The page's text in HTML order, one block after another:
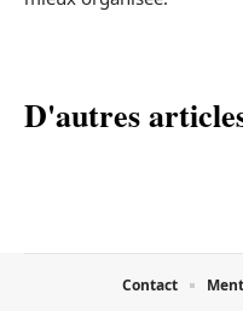
D'autres
Contact